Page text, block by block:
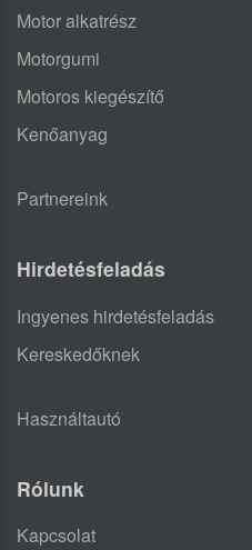
Motor alkatrész
Motorgumi
Motoros kiegészítő
Kenőanyag
Partnereink
Hirdetésfeladás
Ingyenes hirdetésfeladás
Kereskedőknek
Használtautó
Rólunk
Kapcsolat